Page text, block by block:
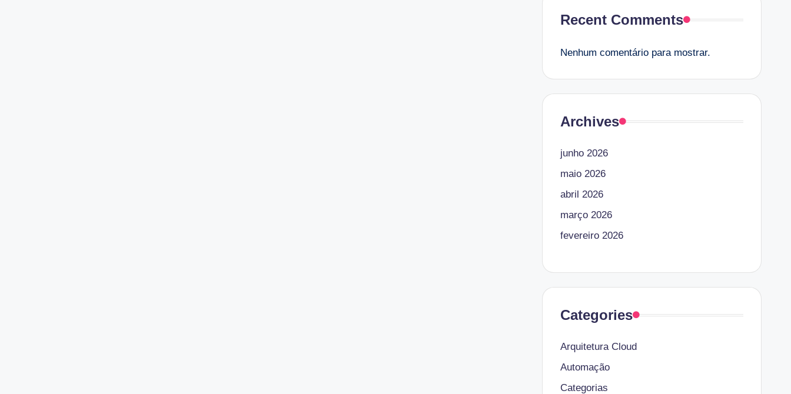
Recent Comments
Nenhum comentário para mostrar.
Archives
junho 2026
maio 2026
abril 2026
março 2026
fevereiro 2026
Categories
Arquitetura Cloud
Automação
Categorias